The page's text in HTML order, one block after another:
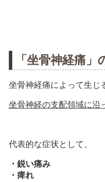
「坐骨神経痛」
坐骨神経痛によって生じ
坐骨神経の支配領域に沿
代表的な症状として、
・鋭い痛み
・痺れ